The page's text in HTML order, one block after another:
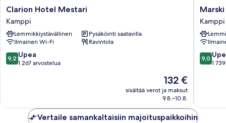
Clarion
Hotel
Mestari
Kamppi
Clarion Hotel Mestari
Kamppi
Lemmikkiystävällinen
Pysäköinti saatavilla
Ilmainen Wi-Fi
Ravintola
9.2
kautta
9,2 Upea
1 267 arvostelua
Hinta
on
132 €
132 €
sisältää verot ja maksut
9.8.–10.8.
Marski
by
Scandic
Kamppi
Kamppi
9.0
kautta
9,0
1
Vertaile samankaltaisiin majoituspaikkoihin